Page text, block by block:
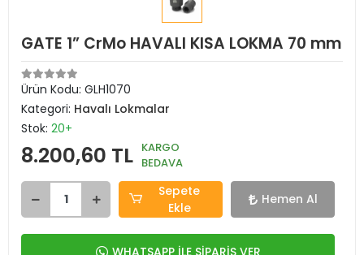
GATE 1” CrMo HAVALI KISA LOKMA 70 mm
Ürün Kodu: GLH1070
Kategori: Havalı Lokmalar
Stok: 20+
8.200,60 TL KARGO
BEDAVA
Sepete
Ekle
Hemen Al
WHATSAPP İLE SİPARİŞ VER